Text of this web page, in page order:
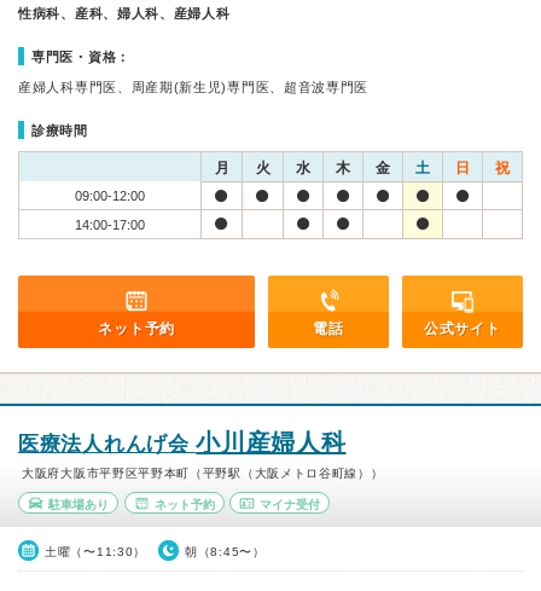
性病科、産科、婦人科、産婦人科
専門医・資格：
産婦人科専門医、周産期(新生児)専門医、超音波専門医
診療時間
月 火 水 木 金 土 日 祝
09:00-12:00
14:00-17:00
ネット予約 電話 公式サイト
医療法人れんげ会小川産婦人科
大阪府大阪市平野区平野本町（平野駅（大阪メトロ谷町線））
駐車場あり ネット予約 マイナ受付
土曜（〜11:30） 朝（8:45〜）